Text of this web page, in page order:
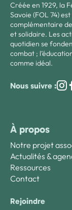
Créée en 1929, la
Savoie (FOL 74)
complémentaire de
et solidaire. Les
quotidien se
combat ;
comme idéal.
Nous suivre :
À propos
Notre projet
Actualités &
Ressources
Contact
Rejoindre